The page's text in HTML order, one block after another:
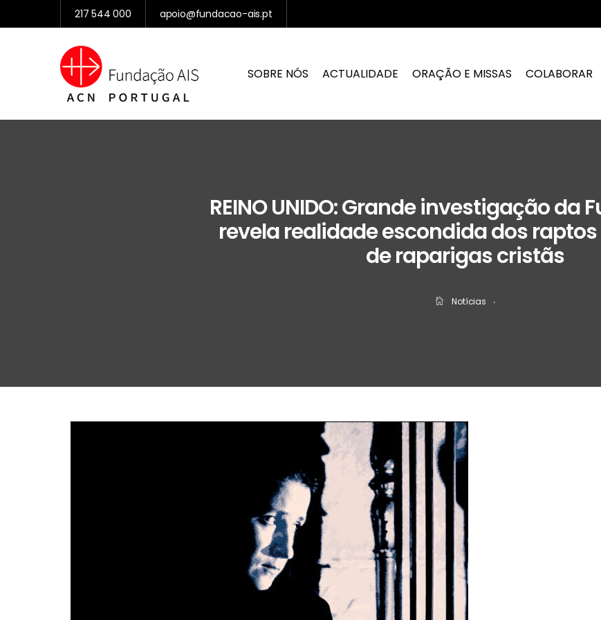
217 544 000 apoio@fundacao-ais.pt
SOBRE NÓS ACTUALIDADE ORAÇÃO E MISSAS COLABORAR
REINO UNIDO: Grande investigação da
revela realidade escondida dos
de raparigas cristãs
Notícias ‧